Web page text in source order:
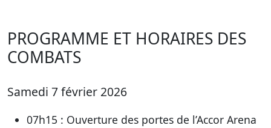
PROGRAMME ET HORAIRES DES
COMBATS
Samedi 7 février 2026
07h15 : Ouverture des portes de l’Accor Arena